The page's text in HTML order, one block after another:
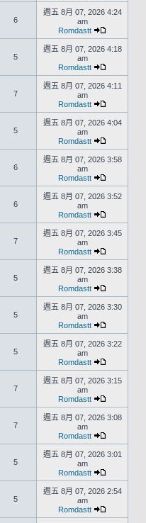
6
週五 8月 07, 2026 4:24
am
Romdastt
5
週五 8月 07, 2026 4:18
am
Romdastt
7
週五 8月 07, 2026 4:11
am
Romdastt
5
週五 8月 07, 2026 4:04
am
Romdastt
6
週五 8月 07, 2026 3:58
am
Romdastt
6
週五 8月 07, 2026 3:52
am
Romdastt
7
週五 8月 07, 2026 3:45
am
Romdastt
5
週五 8月 07, 2026 3:38
am
Romdastt
5
週五 8月 07, 2026 3:30
am
Romdastt
5
週五 8月 07, 2026 3:22
am
Romdastt
7
週五 8月 07, 2026 3:15
am
Romdastt
7
週五 8月 07, 2026 3:08
am
Romdastt
5
週五 8月 07, 2026 3:01
am
Romdastt
5
週五 8月 07, 2026 2:54
am
Romdastt